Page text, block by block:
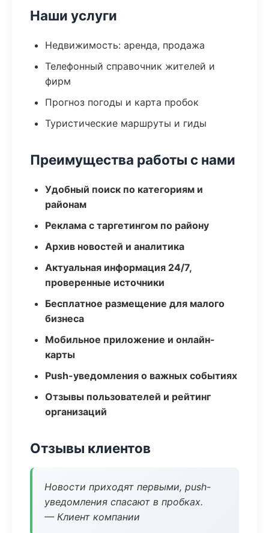
Наши услуги
Недвижимость: аренда, продажа
Телефонный справочник жителей и
фирм
Прогноз погоды и карта пробок
Туристические маршруты и гиды
Преимущества работы с нами
Удобный поиск по категориям и
районам
Реклама с таргетингом по району
Архив новостей и аналитика
Актуальная информация 24/7,
проверенные источники
Бесплатное размещение для малого
бизнеса
Мобильное приложение и онлайн-
карты
Push-уведомления о важных событиях
Отзывы пользователей и рейтинг
организаций
Отзывы клиентов
Новости приходят первыми, push-
уведомления спасают в пробках.
— Клиент компании